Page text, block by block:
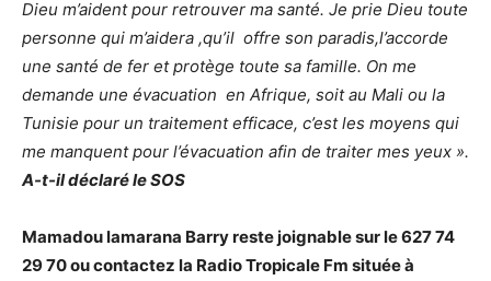
Dieu m’aident pour retrouver ma santé. Je prie Dieu toute
personne qui m’aidera ,qu’il offre son paradis,l’accorde
une santé de fer et protège toute sa famille. On me
demande une évacuation en Afrique, soit au Mali ou la
Tunisie pour un traitement efficace, c’est les moyens qui
me manquent pour l’évacuation afin de traiter mes yeux ».
A-t-il déclaré le SOS
Mamadou lamarana Barry reste joignable sur le 627 74
29 70 ou contactez la Radio Tropicale Fm située à